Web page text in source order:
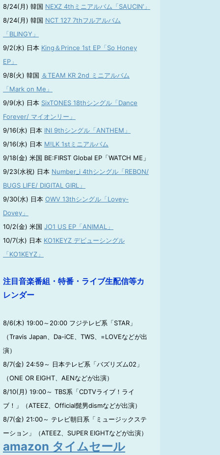
8/24(月) 韓国 NEXZ 4thミニアルバム「SAUCIN’」
8/24(月) 韓国 NCT 127 7thフルアルバム
「BLINGY」
9/2(水) 日本 King＆Prince 1st EP「So Honey
EP」
9/8(火) 韓国 ＆TEAM KR 2nd ミニアルバム
「Mark on Me」
9/9(水) 日本 SixTONES 18thシングル「Dance
Forever/ マイオンリー」
9/16(水) 日本 INI 9thシングル「ANTHEM」
9/16(水) 日本 M!LK 1stミニアルバム
9/18(金) 米国 BE:FIRST Global EP「WATCH ME」
9/23(水祝) 日本 Number_i 4thシングル「REBON/
BUGS LIFE/ DIGITAL GIRL」
9/30(水) 日本 OWV 13thシングル「Lovey-
Dovey」
10/2(金) 米国 JO1 US EP「ANIMAL」
10/7(水) 日本 KO1KEYZ デビューシングル
「KO1KEYZ」
注目音楽番組・特番・ライブ生配信等カ
レンダー
8/6(木) 19:00～20:00 フジテレビ系「STAR」
（Travis Japan、Da-iCE、TWS、=LOVEなどが出
演）
8/7(金) 24:59～ 日本テレビ系「バズリズム02」
（ONE OR EIGHT、AENなどが出演）
8/10(月) 19:00～ TBS系「CDTVライブ！ライ
ブ！」（ATEEZ、Official髭男dismなどが出演）
8/7(金) 21:00～ テレビ朝日系「ミュージックステ
ーション」（ATEEZ、SUPER EIGHTなどが出演）
amazon タイムセール